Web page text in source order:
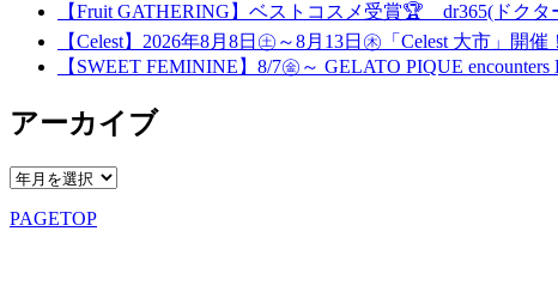
【Fruit GATHERING】ベストコスメ受賞🏆 dr365(ドクタ
【Celest】2026年8月8日㊏～8月13日㊍「Celest 大市」開催！
【SWEET FEMININE】8/7㊎～ GELATO PIQUE
アーカイブ
PAGETOP